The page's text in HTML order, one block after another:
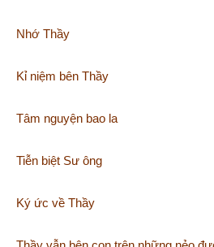
Nhớ Thầy
Kỉ niệm bên Thầy
Tâm nguyện bao la
Tiễn biệt Sư ông
Ký ức về Thầy